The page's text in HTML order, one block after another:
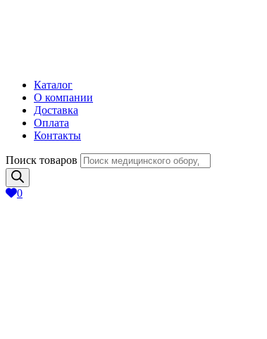
Каталог
О компании
Доставка
Оплата
Контакты
Поиск товаров
0